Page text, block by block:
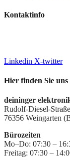
Kontaktinfo
Linkedin X-twitter
Hier finden Sie uns
deininger
Rudolf-Diesel-
76356 Weingarten
Bürozeiten
Mo–Do: 07:30 –
Freitag: 07:30 –